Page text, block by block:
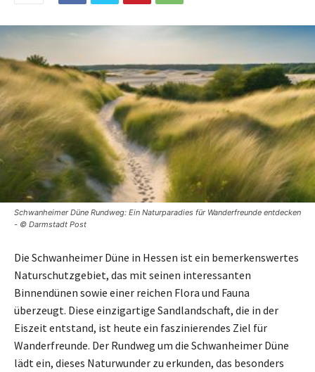
Schwanheimer Düne Rundweg: Ein Naturparadies für Wanderfreunde entdecken
- © Darmstadt Post
Die Schwanheimer Düne in Hessen ist ein bemerkenswertes
Naturschutzgebiet, das mit seinen interessanten
Binnendünen sowie einer reichen Flora und Fauna
überzeugt. Diese einzigartige Sandlandschaft, die in der
Eiszeit entstand, ist heute ein faszinierendes Ziel für
Wanderfreunde. Der Rundweg um die Schwanheimer Düne
lädt ein, dieses Naturwunder zu erkunden, das besonders